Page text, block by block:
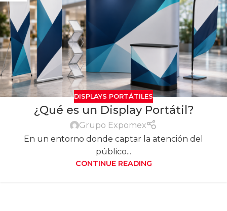
DISPLAYS PORTÁTILES
¿Qué es un Display Portátil?
Grupo Expomex
En un entorno donde captar la atención del
público...
CONTINUE READING